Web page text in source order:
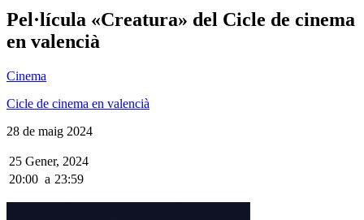
Pel·lícula «Creatura» del Cicle de cinema
en valencià
Cinema
Cicle de cinema en valencià
28 de maig 2024
25 Gener, 2024
20:00 a 23:59